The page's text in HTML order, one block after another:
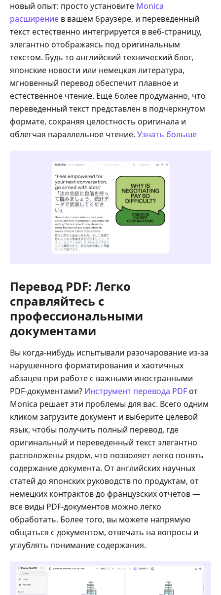
новый опыт: просто установите Monica
расширение в вашем браузере, и переведенный
текст естественно интегрируется в веб-страницу,
элегантно отображаясь под оригинальным
текстом. Будь то английский технический блог,
японские новости или немецкая литература,
мгновенный перевод обеспечит плавное и
естественное чтение. Еще более продуманно, что
переведенный текст представлен в подчеркнутом
формате, сохраняя целостность оригинала и
облегчая параллельное чтение. Узнать больше
Перевод PDF: Легко
справляйтесь с
профессиональными
документами
Вы когда-нибудь испытывали разочарование из-за
нарушенного форматирования и хаотичных
абзацев при работе с важными иностранными
PDF-документами? Инструмент перевода PDFот
Monica решает эти проблемы для вас. Всего одним
кликом загрузите документ и выберите целевой
язык, чтобы получить полный перевод, где
оригинальный и переведенный текст элегантно
расположены рядом, что позволяет легко понять
содержание документа. От английских научных
статей до японских руководств по продуктам, от
немецких контрактов до французских отчетов —
все виды PDF-документов можно легко
обработать. Более того, вы можете напрямую
общаться с документом, отвечать на вопросы и
углублять понимание содержания.